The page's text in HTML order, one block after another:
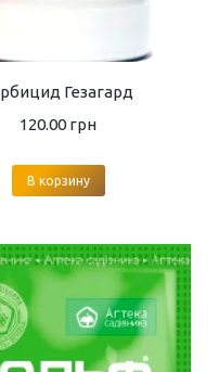
Гезагард
120.00 грн
В корзину